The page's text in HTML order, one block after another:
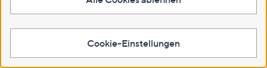
Rippenstrick V-Ausschnitt
SALE
Pullover 100% Kaschmir
Cookie-Einstellungen